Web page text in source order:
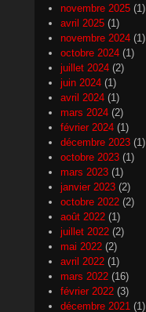
novembre 2025 (1)
avril 2025 (1)
novembre 2024 (1)
octobre 2024 (1)
juillet 2024 (2)
juin 2024 (1)
avril 2024 (1)
mars 2024 (2)
février 2024 (1)
décembre 2023 (1)
octobre 2023 (1)
mars 2023 (1)
janvier 2023 (2)
octobre 2022 (2)
août 2022 (1)
juillet 2022 (2)
mai 2022 (2)
avril 2022 (1)
mars 2022 (16)
février 2022 (3)
décembre 2021 (1)